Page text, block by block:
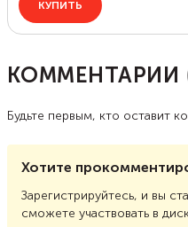
КОММЕНТАРИИ
Будьте первым, кто оставит
Хотите
Зарегистрируйтесь, и вы
сможете участвовать в